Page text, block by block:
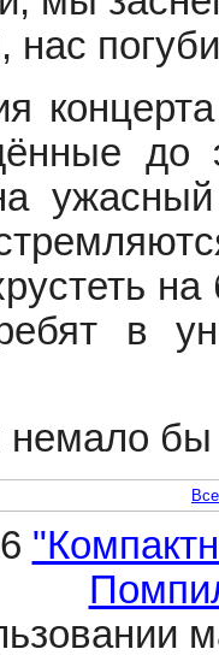
нас
до
в
бы